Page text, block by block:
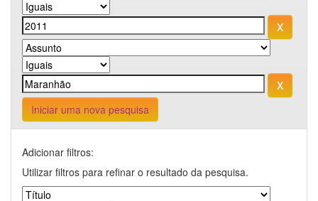
Iniciar uma nova pesquisa
Adicionar filtros:
Utilizar filtros para refinar o resultado da pesquisa.